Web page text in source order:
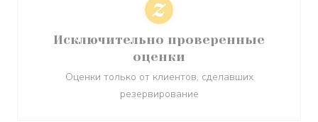
Исключительно проверенные
оценки
Оценки только от клиентов, сделавших
резервирование